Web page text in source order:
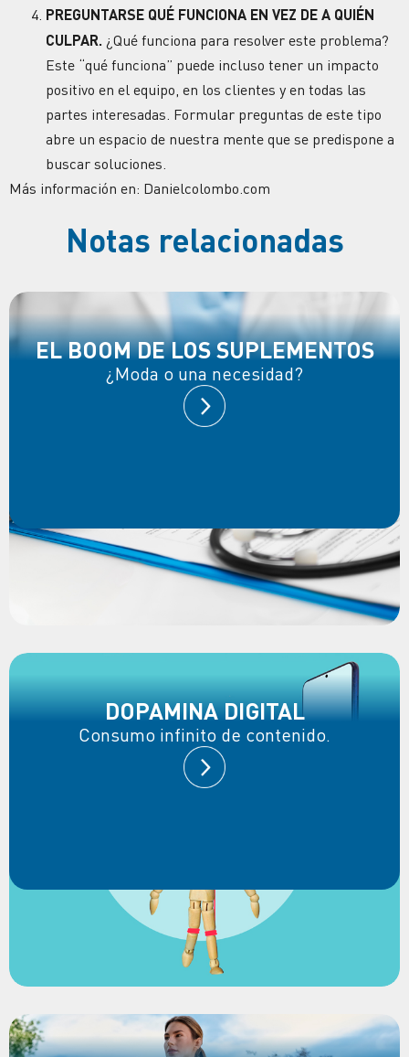
PREGUNTARSE QUÉ FUNCIONA EN VEZ DE A QUIÉN
CULPAR. ¿Qué funciona para resolver este problema?
Este “qué funciona” puede incluso tener un impacto
positivo en el equipo, en los clientes y en todas las
partes interesadas. Formular preguntas de este tipo
abre un espacio de nuestra mente que se predispone a
buscar soluciones.
Más información en: Danielcolombo.com
Notas relacionadas
EL BOOM DE LOS SUPLEMENTOS
¿Moda o una necesidad?
DOPAMINA DIGITAL
Consumo infinito de contenido.